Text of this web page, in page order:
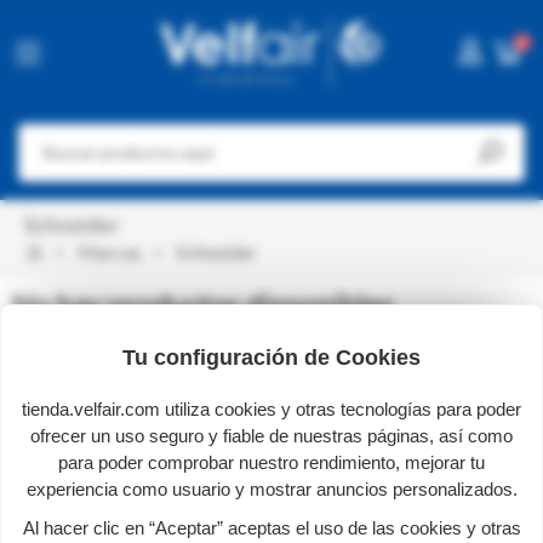
0
Schneider
Marcas Schneider
Inicio
No hay productos disponibles
¡Estate atento! Próximamente se añadirán más productos.
Tu configuración de Cookies
tienda.velfair.com utiliza cookies y otras tecnologías para poder
ofrecer un uso seguro y fiable de nuestras páginas, así como
para poder comprobar nuestro rendimiento, mejorar tu
experiencia como usuario y mostrar anuncios personalizados.
Al hacer clic en “Aceptar” aceptas el uso de las cookies y otras